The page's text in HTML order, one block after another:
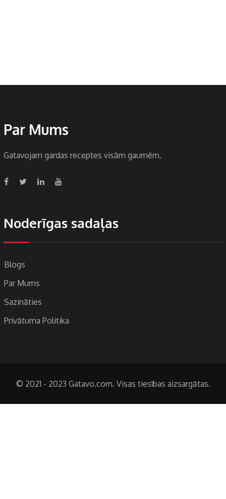
Par Mums
Gatavojam gardas receptes visām gaumēm.
Noderīgas sadaļas
Blogs
Par Mums
Sazināties
Privātuma Politika
© 2021 - 2023 Gatavo.com. Visas tiesības aizsargātas.